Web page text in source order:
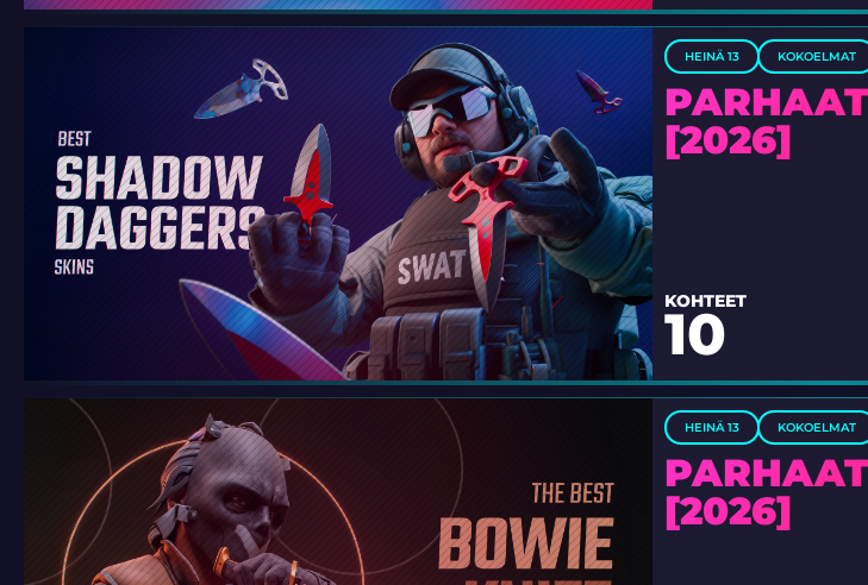
HEINÄ 13 KOKOELMAT
[2026]
KOHTEET
10
HEINÄ 13 KOKOELMAT
[2026]